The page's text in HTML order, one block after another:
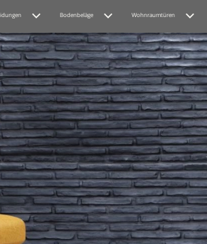
Bodenbeläge Wohnraumtüren